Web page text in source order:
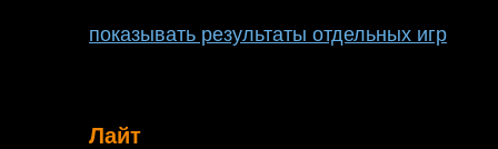
показывать результаты отдельных игр
Лайт